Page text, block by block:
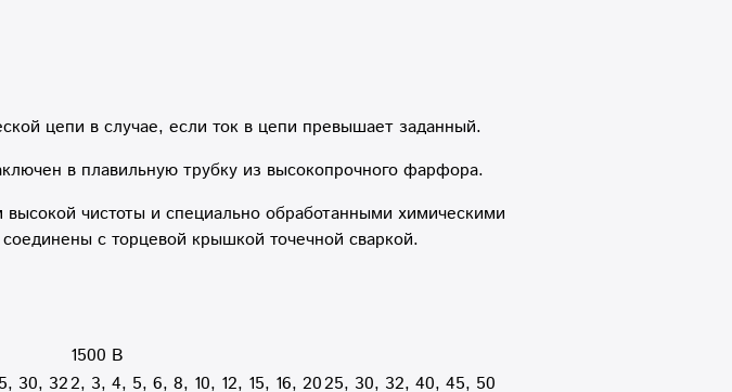
цепи в случае, если ток в цепи превышает заданный.
в плавильную трубку из высокопрочного фарфора.
чистоты и специально обработанными химическими
с торцевой крышкой точечной сваркой.
1500 В
30, 322, 3, 4, 5, 6, 8, 10, 12, 15, 16, 2025, 30, 32, 40, 45, 50